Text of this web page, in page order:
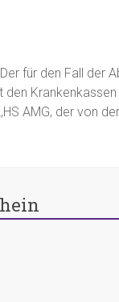
für den Fall der
AMG, der von